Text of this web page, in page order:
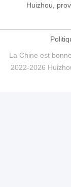
Huizhou,
La Chine est
2022-2026